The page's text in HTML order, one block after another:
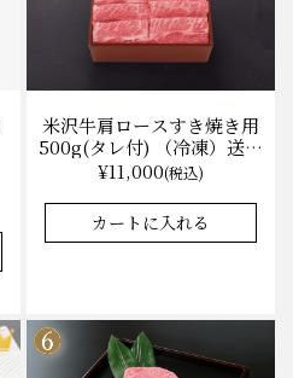
米沢牛肩ロースすき焼き用
500g(タレ付) （冷凍）送料
無料 化粧箱入
¥11,000(税込)
★★★★★
★★★★★ 4.9 37件